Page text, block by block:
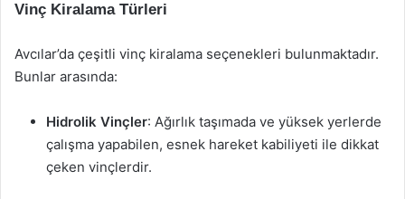
Vinç Kiralama Türleri
Avcılar’da çeşitli vinç kiralama seçenekleri bulunmaktadır.
Bunlar arasında:
Hidrolik Vinçler: Ağırlık taşımada ve yüksek yerlerde
çalışma yapabilen, esnek hareket kabiliyeti ile dikkat
çeken vinçlerdir.